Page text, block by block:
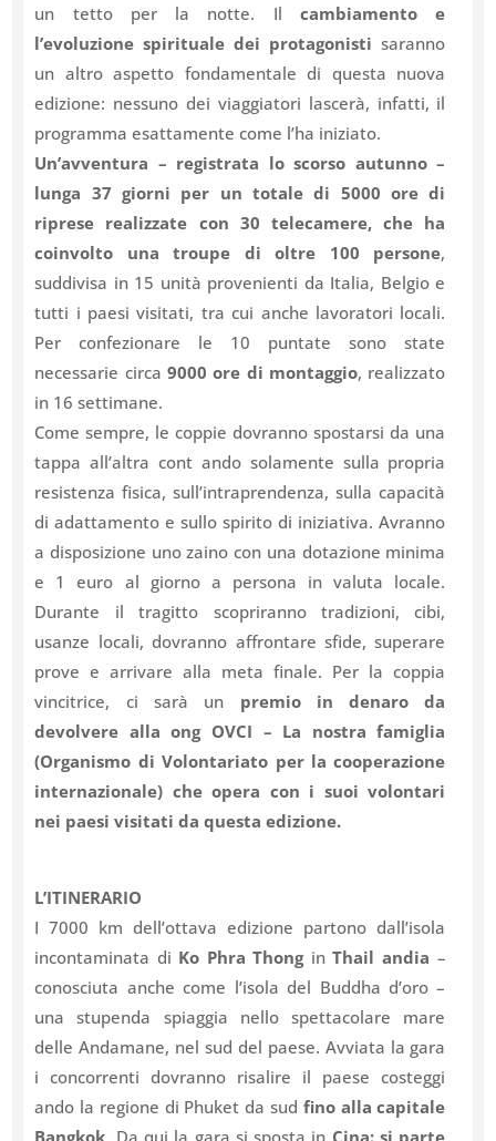
un tetto per la notte. Ilcambiamento e
l’evoluzione spirituale dei protagonisti saranno
un altro aspetto fondamentale di questa nuova
edizione: nessuno dei viaggiatori lascerà, infatti, il
programma esattamente come l’ha iniziato.
Un’avventura – registrata lo scorso autunno –
lunga 37 giorni per un totale di 5000 ore di
riprese realizzate con 30 telecamere, che ha
coinvolto una troupe di oltre 100 persone,
suddivisa in 15 unità provenienti da Italia, Belgio e
tutti i paesi visitati, tra cui anche lavoratori locali.
Per confezionare le 10 puntate sono state
necessarie circa 9000 ore di montaggio, realizzato
in 16 settimane.
Come sempre, le coppie dovranno spostarsi da una
tappa all’altra cont ando solamente sulla propria
resistenza fisica, sull’intraprendenza, sulla capacità
di adattamento e sullo spirito di iniziativa. Avranno
a disposizione uno zaino con una dotazione minima
e 1 euro al giorno a persona in valuta locale.
Durante il tragitto scopriranno tradizioni, cibi,
usanze locali, dovranno affrontare sfide, superare
prove e arrivare alla meta finale. Per la coppia
vincitrice, ci sarà un premio in denaro da
devolvere alla ong OVCI – La nostra famiglia
(Organismo di Volontariato per la cooperazione
internazionale) che opera con i suoi volontari
nei paesi visitati da questa edizione.
L’ITINERARIO
I 7000 km dell’ottava edizione partono dall’isola
incontaminata di Ko Phra ThonginThail andia –
conosciuta anche come l’isola del Buddha d’oro –
una stupenda spiaggia nello spettacolare mare
delle Andamane, nel sud del paese. Avviata la gara
i concorrenti dovranno risalire il paese costeggi
ando la regione di Phuket da sud fino alla capitale
Bangkok . Da qui la gara si sposta in Cina: si parte